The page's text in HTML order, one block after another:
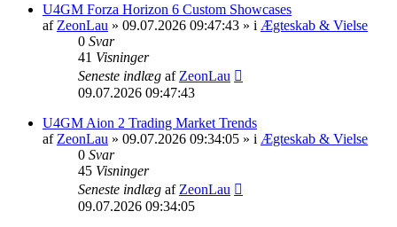
U4GM Forza Horizon 6 Custom Showcases
af ZeonLau » 09.07.2026 09:47:43 » i Ægteskab & Vielse
0 Svar
41 Visninger
Seneste indlæg af ZeonLau
09.07.2026 09:47:43
U4GM Aion 2 Trading Market Trends
af ZeonLau » 09.07.2026 09:34:05 » i Ægteskab & Vielse
0 Svar
45 Visninger
Seneste indlæg af ZeonLau
09.07.2026 09:34:05